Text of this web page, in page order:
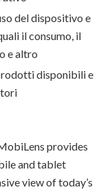
del dispositivo e
il consumo, il
e altro
disponibili e
provides
and tablet
view of today’s